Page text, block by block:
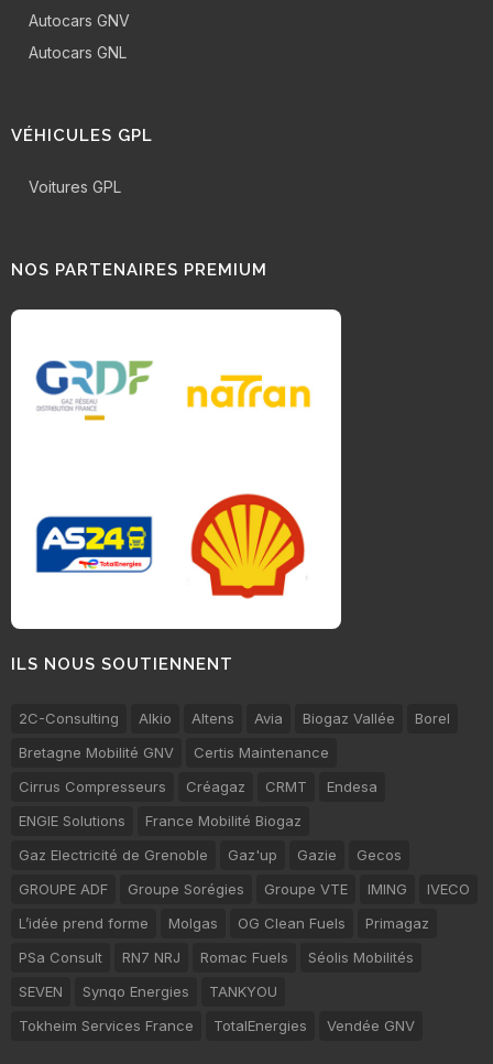
Autocars GNV
Autocars GNL
VÉHICULES GPL
Voitures GPL
NOS PARTENAIRES PREMIUM
ILS NOUS SOUTIENNENT
2C-Consulting Alkio Altens Avia Biogaz Vallée
Borel
Bretagne Mobilité GNV
Certis Maintenance
Cirrus Compresseurs
Créagaz CRMT
Endesa
ENGIE Solutions
France Mobilité Biogaz
Gaz Electricité de Grenoble
Gaz'up Gazie
Gecos
GROUPE ADF
Groupe Sorégies Groupe VTE IMING
IVECO
L’idée prend forme
Molgas OG Clean Fuels
Primagaz
PSa Consult
RN7 NRJ Romac Fuels
Séolis Mobilités
SEVEN
Synqo Energies
TANKYOU
Tokheim Services France
TotalEnergies Vendée GNV